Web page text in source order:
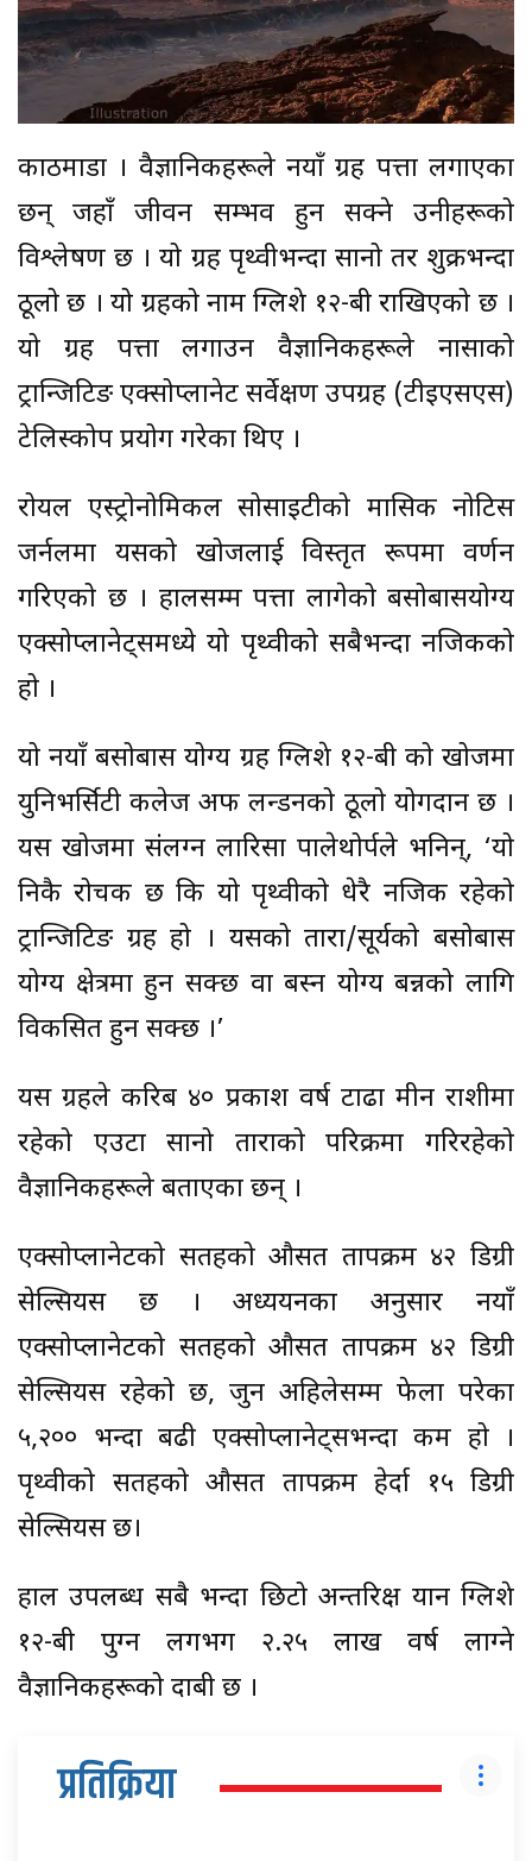
काठमाडौँ । वैज्ञानिकहरूले नयाँ ग्रह पत्ता लगाएका
छन् जहाँ जीवन सम्भव हुन सक्ने उनीहरूको
विश्लेषण छ । यो ग्रह पृथ्वीभन्दा सानो तर शुक्रभन्दा
ठूलो छ । यो ग्रहको नाम ग्लिशे १२-बी राखिएको छ ।
यो ग्रह पत्ता लगाउन वैज्ञानिकहरूले नासाको
ट्रान्जिटिङ एक्सोप्लानेट सर्वेक्षण उपग्रह (टीइएसएस)
टेलिस्कोप प्रयोग गरेका थिए ।
रोयल एस्ट्रोनोमिकल सोसाइटीको मासिक नोटिस
जर्नलमा यसको खोजलाई विस्तृत रूपमा वर्णन
गरिएको छ । हालसम्म पत्ता लागेको बसोबासयोग्य
एक्सोप्लानेट्समध्ये यो पृथ्वीको सबैभन्दा नजिकको
हो ।
यो नयाँ बसोबास योग्य ग्रह ग्लिशे १२-बी को खोजमा
युनिभर्सिटी कलेज अफ लन्डनको ठूलो योगदान छ ।
यस खोजमा संलग्न लारिसा पालेथोर्पले भनिन्, ‘यो
निकै रोचक छ कि यो पृथ्वीको धेरै नजिक रहेको
ट्रान्जिटिङ ग्रह हो । यसको तारा/सूर्यको बसोबास
योग्य क्षेत्रमा हुन सक्छ वा बस्न योग्य बन्नको लागि
विकसित हुन सक्छ ।’
यस ग्रहले करिब ४० प्रकाश वर्ष टाढा मीन राशीमा
रहेको एउटा सानो ताराको परिक्रमा गरिरहेको
वैज्ञानिकहरूले बताएका छन् ।
एक्सोप्लानेटको सतहको औसत तापक्रम ४२ डिग्री
सेल्सियस छ । अध्ययनका अनुसार नयाँ
एक्सोप्लानेटको सतहको औसत तापक्रम ४२ डिग्री
सेल्सियस रहेको छ, जुन अहिलेसम्म फेला परेका
५,२०० भन्दा बढी एक्सोप्लानेट्सभन्दा कम हो ।
पृथ्वीको सतहको औसत तापक्रम हेर्दा १५ डिग्री
सेल्सियस छ।
हाल उपलब्ध सबै भन्दा छिटो अन्तरिक्ष यान ग्लिशे
१२-बी पुग्न लगभग २.२५ लाख वर्ष लाग्ने
वैज्ञानिकहरूको दाबी छ ।
प्रतिक्रिया